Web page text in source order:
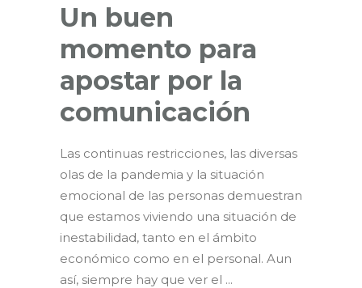
Un buen
momento para
apostar por la
comunicación
Las continuas restricciones, las diversas
olas de la pandemia y la situación
emocional de las personas demuestran
que estamos viviendo una situación de
inestabilidad, tanto en el ámbito
económico como en el personal. Aun
así, siempre hay que ver el